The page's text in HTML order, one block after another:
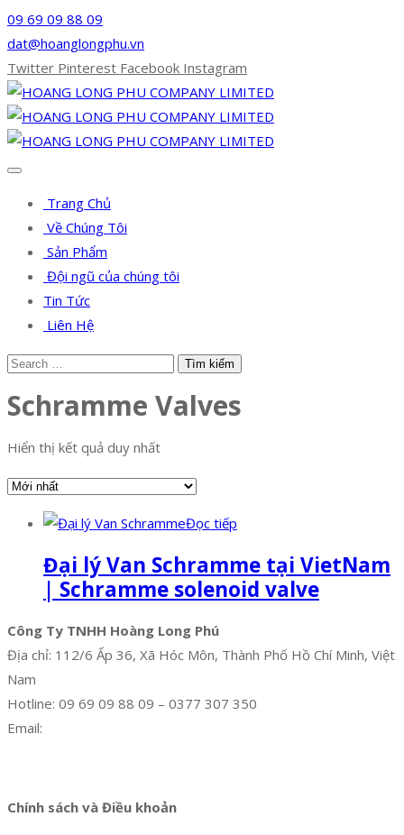
09 69 09 88 09
dat@hoanglongphu.vn
Twitter Pinterest Facebook Instagram
Trang Chủ
Về Chúng Tôi
Sản Phẩm
Đội ngũ của chúng tôi
Tin Tức
Liên Hệ
Schramme Valves
Hiển thị kết quả duy nhất
Đọc tiếp
Đại lý Van Schramme tại VietNam
| Schramme solenoid valve
Công Ty TNHH Hoàng Long Phú
Địa chỉ: 112/6 Ấp 36, Xã Hóc Môn, Thành Phố Hồ Chí Minh, Việt
Nam
Hotline: 09 69 09 88 09 – 0377 307 350
Email:
Chính sách và Điều khoản